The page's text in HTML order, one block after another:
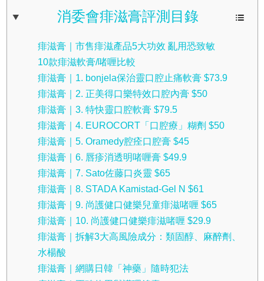
消委會痱滋膏評測目錄
痱滋膏｜市售痱滋產品5大功效 亂用恐致敏
10款痱滋軟膏/啫喱比較
痱滋膏｜1. bonjela保治靈口腔止痛軟膏 $73.9
痱滋膏｜2. 正美得口樂特效口腔內膏 $50
痱滋膏｜3. 特快靈口腔軟膏 $79.5
痱滋膏｜4. EUROCORT「口腔療」糊劑 $50
痱滋膏｜5. Oramedy腔痊口腔膏 $45
痱滋膏｜6. 唇疹消透明啫喱膏 $49.9
痱滋膏｜7. Sato佐藤口炎靈 $65
痱滋膏｜8. STADA Kamistad-Gel N $61
痱滋膏｜9. 尚護健口健樂兒童痱滋啫喱 $65
痱滋膏｜10. 尚護健口健樂痱滋啫喱 $29.9
痱滋膏｜拆解3大高風險成分：類固醇、麻醉劑、
水楊酸
痱滋膏｜網購日韓「神藥」隨時犯法